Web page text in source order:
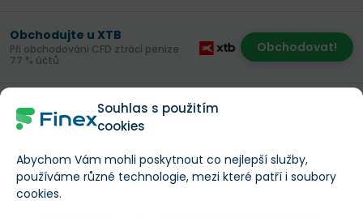
Souhlas s použitím
cookies
Abychom Vám mohli poskytnout co nejlepší služby,
používáme různé technologie, mezi které patří i soubory
cookies.
Obchodujte u XTB
Při obchodování CFD ztrácí peníze
77 % účtů.
Obchodovat!
Data z trhu práce nedávají důvod k
panice
Vedle vývoje cen musí Fed sledovat také